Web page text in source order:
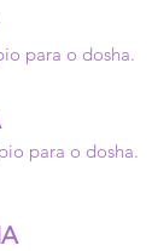
para o dosha.
para o dosha.